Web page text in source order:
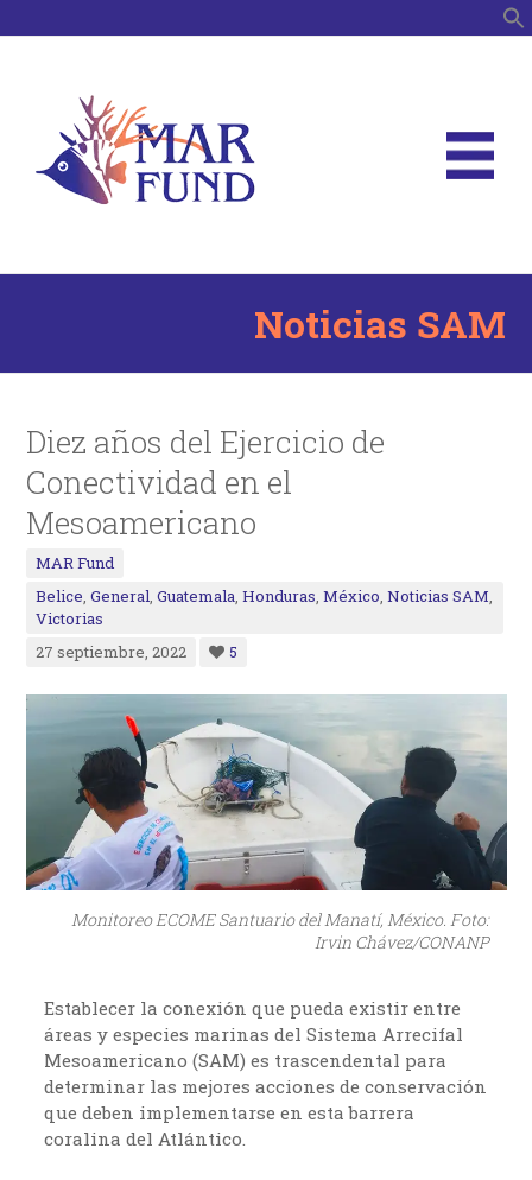
Noticias SAM
Diez años del Ejercicio de
Conectividad en el
Mesoamericano
MAR Fund
Belice,General,Guatemala,Honduras,México,Noticias SAM,
Victorias
27 septiembre, 2022
5
Monitoreo ECOME Santuario del Manatí, México. Foto:
Irvin Chávez/CONANP
Establecer la conexión que pueda existir entre
áreas y especies marinas del Sistema Arrecifal
Mesoamericano (SAM) es trascendental para
determinar las mejores acciones de conservación
que deben implementarse en esta barrera
coralina del Atlántico.